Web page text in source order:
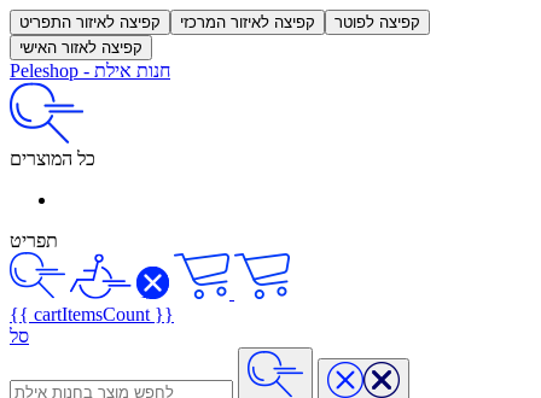
קפיצה לאיזור התפריט קפיצה לאיזור המרכזי
קפיצה לפוטר
קפיצה לאזור האישי
Peleshop - חנות אילת
כל המוצרים
תפריט
{{ cartItemsCount }}
סל